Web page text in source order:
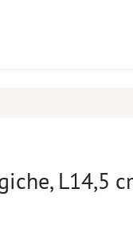
L14,5